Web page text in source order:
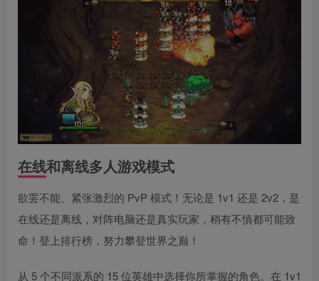
在线和离线多人游戏模式
欲罢不能、紧张激烈的 PvP 模式！无论是 1v1 还是 2v2，是
在线还是离线，对阵电脑还是真实玩家，稍有不慎都可能致
命！登上排行榜，努力攀登世界之巅！
从 5 个不同派系的 15 位英雄中选择你所掌握的角色。在 1v1